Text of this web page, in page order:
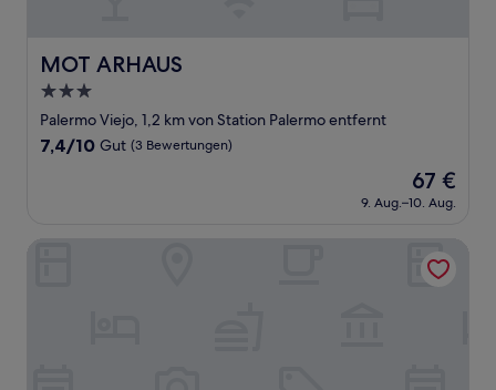
MOT ARHAUS
MOT ARHAUS
3.0-
Sterne-
Unterkunft
Palermo Viejo, 1,2 km von Station Palermo entfernt
7.4
Bewertungen)
7,4/10 Gut (3 Bewertungen)
Der
Preis
beträgt
67 €
9. Aug.–10. Aug.